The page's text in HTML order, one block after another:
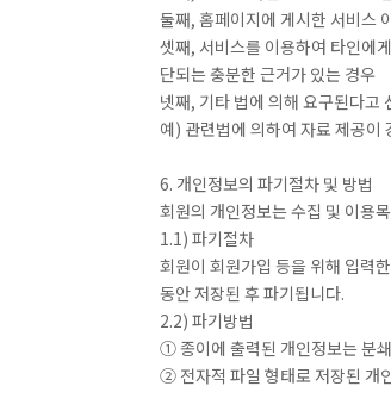
둘째, 홈페이지에 게시한 서비스
셋째, 서비스를 이용하여 타인에
단되는 충분한 근거가 있는 경우
넷째, 기타 법에 의해 요구된다고
예) 관련법에 의하여 자료 제공이
6. 개인정보의 파기절차 및 방법
회원의 개인정보는 수집 및 이용
1.1) 파기절차
회원이 회원가입 등을 위해 입력
동안 저장된 후 파기됩니다.
2.2) 파기방법
① 종이에 출력된 개인정보는 분
② 전자적 파일 형태로 저장된 개